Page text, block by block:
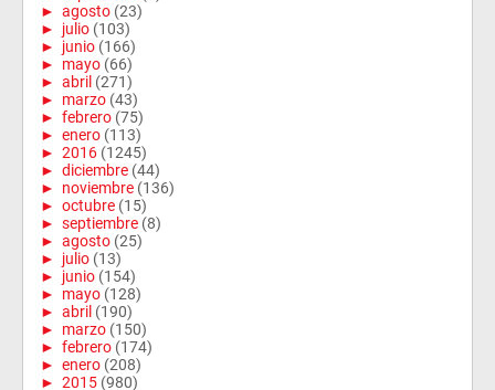
► agosto (23)
► julio (103)
► junio (166)
► mayo (66)
► abril (271)
► marzo (43)
► febrero (75)
► enero (113)
► 2016 (1245)
► diciembre (44)
► noviembre (136)
► octubre (15)
► septiembre (8)
► agosto (25)
► julio (13)
► junio (154)
► mayo (128)
► abril (190)
► marzo (150)
► febrero (174)
► enero (208)
► 2015 (980)